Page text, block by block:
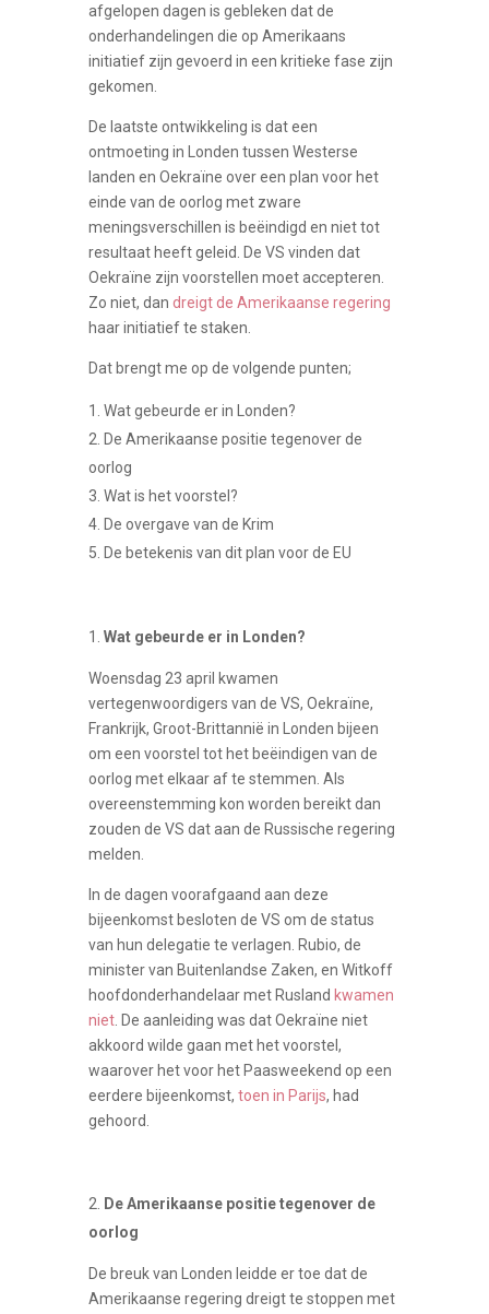
afgelopen dagen is gebleken dat de
onderhandelingen die op Amerikaans
initiatief zijn gevoerd in een kritieke fase zijn
gekomen.
De laatste ontwikkeling is dat een
ontmoeting in Londen tussen Westerse
landen en Oekraïne over een plan voor het
einde van de oorlog met zware
meningsverschillen is beëindigd en niet tot
resultaat heeft geleid. De VS vinden dat
Oekraïne zijn voorstellen moet accepteren.
Zo niet, dan dreigt de Amerikaanse regering
haar initiatief te staken.
Dat brengt me op de volgende punten;
Wat gebeurde er in Londen?
De Amerikaanse positie tegenover de
oorlog
Wat is het voorstel?
De overgave van de Krim
De betekenis van dit plan voor de EU
Wat gebeurde er in Londen?
Woensdag 23 april kwamen
vertegenwoordigers van de VS, Oekraïne,
Frankrijk, Groot-Brittannië in Londen bijeen
om een voorstel tot het beëindigen van de
oorlog met elkaar af te stemmen. Als
overeenstemming kon worden bereikt dan
zouden de VS dat aan de Russische regering
melden.
In de dagen voorafgaand aan deze
bijeenkomst besloten de VS om de status
van hun delegatie te verlagen. Rubio, de
minister van Buitenlandse Zaken, en Witkoff
hoofdonderhandelaar met Rusland kwamen
niet. De aanleiding was dat Oekraïne niet
akkoord wilde gaan met het voorstel,
waarover het voor het Paasweekend op een
eerdere bijeenkomst, toen in Parijs, had
gehoord.
De Amerikaanse positie tegenover de
oorlog
De breuk van Londen leidde er toe dat de
Amerikaanse regering dreigt te stoppen met